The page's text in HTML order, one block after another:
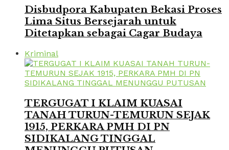
Disbudpora Kabupaten Bekasi Proses
Lima Situs Bersejarah untuk
Ditetapkan sebagai Cagar Budaya
Kriminal
TERGUGAT I KLAIM KUASAI
TANAH TURUN-TEMURUN SEJAK
1915, PERKARA PMH DI PN
SIDIKALANG TINGGAL